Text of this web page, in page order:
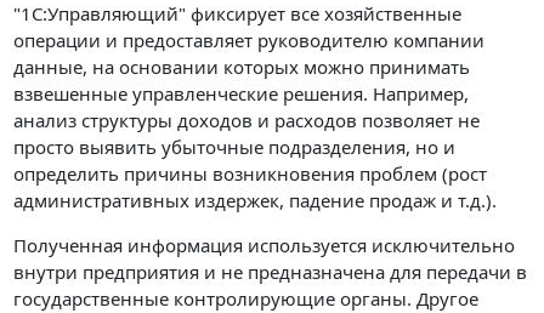
"1С:Управляющий" фиксирует все хозяйственные
операции и предоставляет руководителю компании
данные, на основании которых можно принимать
взвешенные управленческие решения. Например,
анализ структуры доходов и расходов позволяет не
просто выявить убыточные подразделения, но и
определить причины возникновения проблем (рост
административных издержек, падение продаж и т.д.).
Полученная информация используется исключительно
внутри предприятия и не предназначена для передачи в
государственные контролирующие органы. Другое